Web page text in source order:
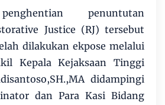
penuntutan
Justice (RJ) tersebut
dilakukan ekpose melalui
Kepala Kejaksaan Tinggi
didampingi
dan Para Kasi Bidang